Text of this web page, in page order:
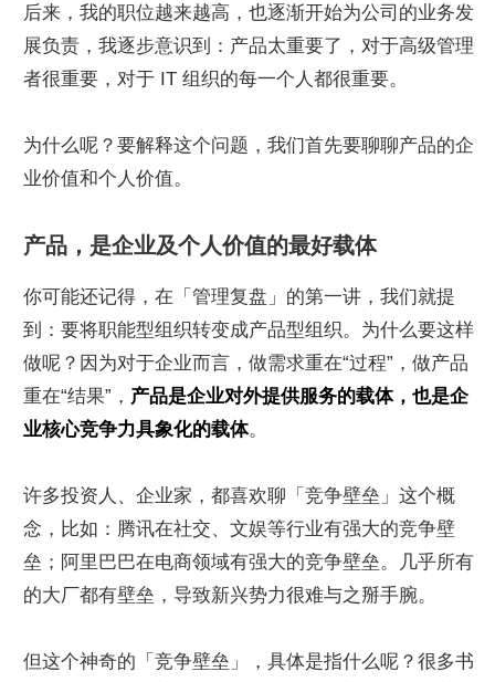
后来，我的职位越来越高，也逐渐开始为公司的业务发
展负责，我逐步意识到：产品太重要了，对于高级管理
者很重要，对于 IT 组织的每一个人都很重要。
为什么呢？要解释这个问题，我们首先要聊聊产品的企
业价值和个人价值。
产品，是企业及个人价值的最好载体
你可能还记得，在「管理复盘」的第一讲，我们就提
到：要将职能型组织转变成产品型组织。为什么要这样
做呢？因为对于企业而言，做需求重在“过程”，做产品
重在“结果”， 产品是企业对外提供服务的载体，也是企
业核心竞争力具象化的载体。
许多投资人、企业家，都喜欢聊「竞争壁垒」这个概
念，比如：腾讯在社交、文娱等行业有强大的竞争壁
垒；阿里巴巴在电商领域有强大的竞争壁垒。几乎所有
的大厂都有壁垒，导致新兴势力很难与之掰手腕。
但这个神奇的「竞争壁垒」，具体是指什么呢？很多书